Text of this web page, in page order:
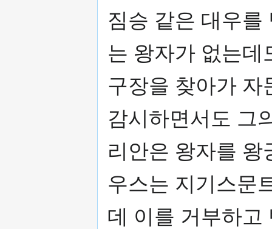
짐승 같은 대우를
는 왕자가 없는데
구장을 찾아가 자
감시하면서도 그
리안은 왕자를 왕
우스는 지기스문
데 이를 거부하고